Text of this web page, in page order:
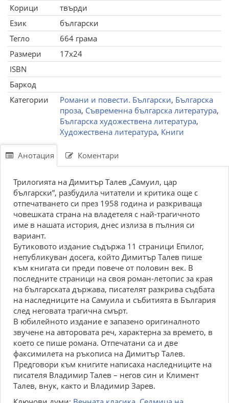
Корици
твърди
Език
български
Тегло
664 грама
Размери
17x24
ISBN
Баркод
Категории
Романи и повести. Български, Българска
проза, Съвременна българска литература,
Българска художествена литература,
Художествена литература, Книги
Анотация Коментари
Трилогията на Димитър Талев „Самуил, цар
български”, разбудила читатели и критика още с
отпечатването си през 1958 година и разкриваща
човешката страна на владетеля с най-трагичното
име в нашата история, днес излиза в пълния си
вариант.
Бутиковото издание съдържа 11 страници Епилог,
непубликуван досега, който Димитър Талев пише
към книгата си преди повече от половин век. В
последните страници на своя роман-летопис за края
на българската държава, писателят разкрива съдбата
на наследниците на Самуила и събитията в България
след неговата трагична смърт.
В юбилейното издание е запазено оригиналното
звучене на авторовата реч, характерна за времето, в
което се пише романа. Отпечатани са и две
факсимилета на ръкописа на Димитър Талев.
Предговори към книгите написаха наследниците на
писателя Владимир Талев – негов син и Климент
Талев, внук, както и Владимир Зарев.